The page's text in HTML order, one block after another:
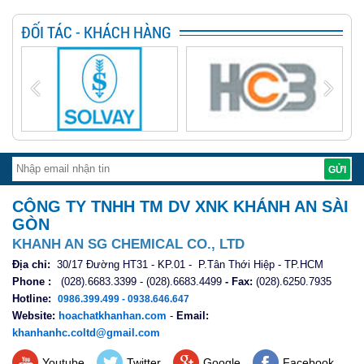
ĐỐI TÁC - KHÁCH HÀNG
CÔNG TY TNHH TM DV XNK KHÁNH AN SÀI
GÒN
KHANH AN SG CHEMICAL CO., LTD
Địa chỉ: 30/17 Đường HT31 - KP.01 - P.Tân Thới Hiệp - TP.HCM
Phone : (028).6683.3399 - (028).6683.4499 - Fax: (028).6250.7935
Hotline:
0986.399.499 - 0938.646.647
Website: hoachatkhanhan.com - Email:
khanhanhc.coltd@gmail.com